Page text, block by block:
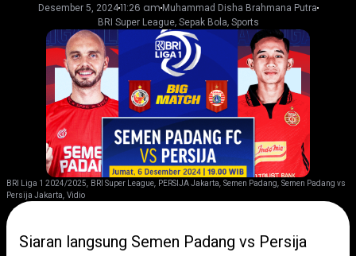
Desember 5, 202411:26 amMuhammad Disha Brahmana Putra
BRI Super League, Sepak Bola, Sports
BRI Liga 1 2024/2025, BRI Super League, PERSIJA Jakarta, Semen Padang, Semen Padang vs
Persija Jakarta, Vidio
Siaran langsung Semen Padang vs Persija